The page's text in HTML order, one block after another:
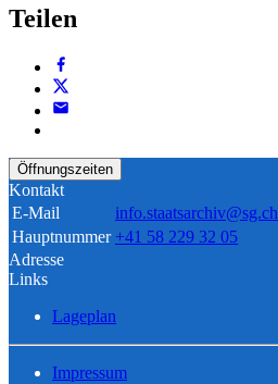
Teilen
Öffnungszeiten
Kontakt
E-Mail
info.staatsarchiv@sg.ch
Hauptnummer +41 58 229 32 05
Adresse
Links
Lageplan
Impressum